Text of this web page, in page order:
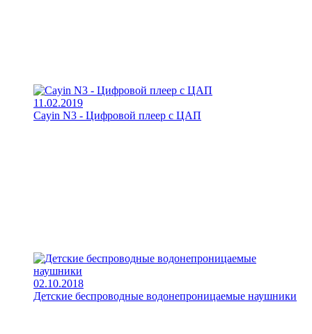
11.02.2019
Cayin N3 - Цифровой плеер с ЦАП
02.10.2018
Детские беспроводные водонепроницаемые наушники